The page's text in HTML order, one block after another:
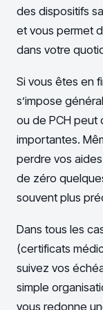
des dispositifs
et vous permet
dans votre
Si vous êtes en
s’impose
ou de PCH peut
importantes.
perdre vos
de zéro
souvent plus
Dans tous les
(certificats
suivez vos
simple
vous redonne